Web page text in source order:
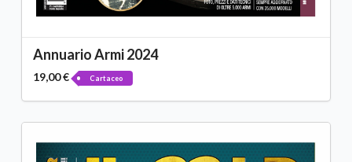
Annuario Armi 2024
19,00 € Cartaceo